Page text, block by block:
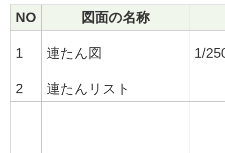
NO
図面の名称
1 連たん図 1/
2 連たんリスト